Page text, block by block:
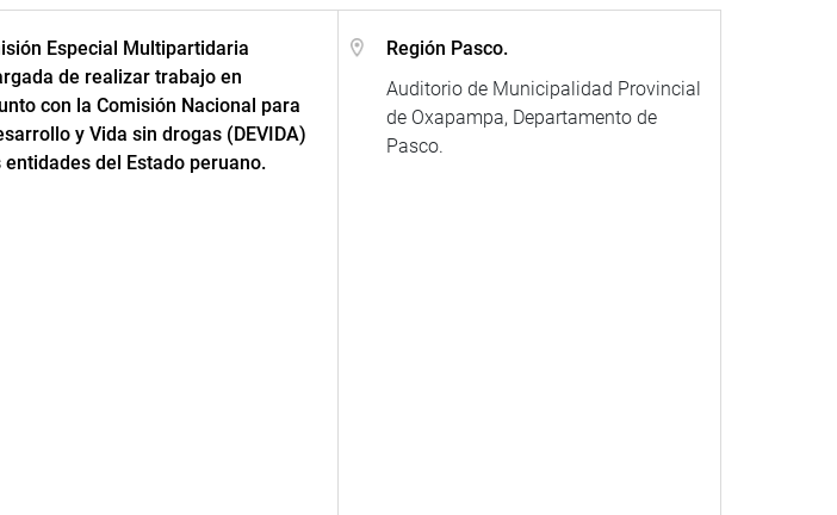
Especial Multipartidaria
de realizar trabajo en
con la Comisión Nacional para
y Vida sin drogas (DEVIDA)
entidades del Estado peruano.
Región Pasco.
Auditorio de Municipalidad Provincial
de Oxapampa, Departamento de
Pasco.